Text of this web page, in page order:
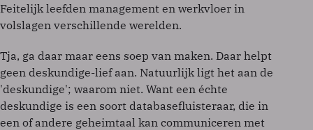
Feitelijk leefden management en werkvloer in
volslagen verschillende werelden.
Tja, ga daar maar eens soep van maken. Daar helpt
geen deskundige-lief aan. Natuurlijk ligt het aan de
'deskundige'; waarom niet. Want een échte
deskundige is een soort databasefluisteraar, die in
een of andere geheimtaal kan communiceren met